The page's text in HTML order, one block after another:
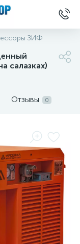
ЗИФ
салазках)
Отзывы 0